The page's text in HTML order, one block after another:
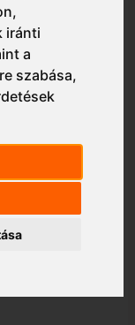
,
iránti
a
szabása,